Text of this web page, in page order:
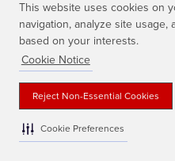
This website uses cookies on
navigation, analyze site
based on your interests.
Cookie Notice
Reject Non-Essential Cookies
Cookie Preferences